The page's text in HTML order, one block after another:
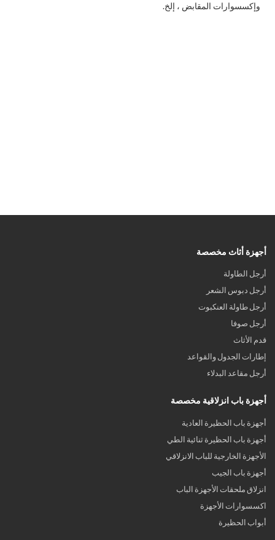
وإكسسوارات المقابض ، إلخ.
أجهزة أثاث مخصصة
أرجل الطاولة
أرجل دبوس الشعر
أرجل طاولة العنكبوت
أرجل صوفا
قدم الأثاث
إطارات الجدول والقواعد
أرجل مقاعد البدلاء
أجهزة باب انزلاقية مخصصة
أجهزة باب الحظيرة العادية
أجهزة باب الحظيرة ثنائية الطي
الأجهزة الخارجية للباب الانزلاقي
أجهزة باب الجيب
انزلاق ملحقات الأجهزة الباب
اكسسوارات الأجهزة
أبواب الحظيرة